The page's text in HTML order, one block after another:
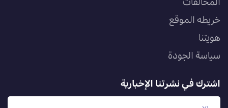
خريطه الموقع
هويتنا
سياسة الجودة
اشترك في نشرتنا الإخبارية